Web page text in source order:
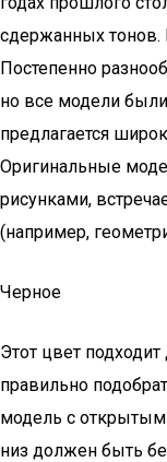
сдержанных тонов.
Постепенно
но все модели
предлагается
Оригинальные
рисунками,
(например,
Черное
Этот цвет
правильно
модель с
низ должен быть